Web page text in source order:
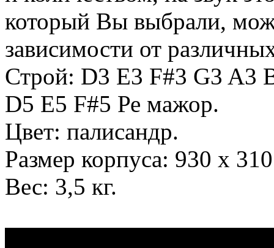
который Вы выбрали,
зависимости от
Строй: D3 E3 F#3 G3 A3
D5 E5 F#5 Ре мажор.
Цвет: палисандр.
Размер корпуса: 930 х
Вес: 3,5 кг.